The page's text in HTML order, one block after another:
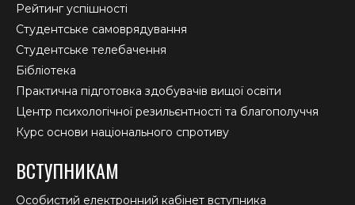
Рейтинг успішності
Студентське самоврядування
Студентське телебачення
Бібліотека
Практична підготовка здобувачів вищої освіти
Центр психологічної резильєнтності та благополуччя
Курс основи національного спротиву
ВСТУПНИКАМ
Особистий електронний кабінет вступника